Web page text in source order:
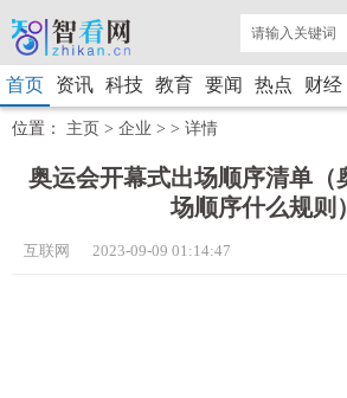
首页 资讯 科技 教育 要闻 热点 财经
位置： 主页 > 企业 > > 详情
奥运会开幕式出场顺序清单（
场顺序什么规则）
互联网 2023-09-09 01:14:47